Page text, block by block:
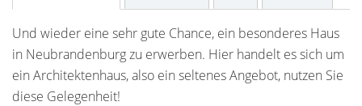
Und wieder eine sehr gute Chance, ein besonderes Haus
in Neubrandenburg zu erwerben. Hier handelt es sich um
ein Architektenhaus, also ein seltenes Angebot, nutzen Sie
diese Gelegenheit!